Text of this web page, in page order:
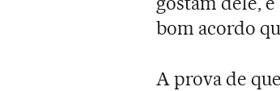
bom acordo
A prova de